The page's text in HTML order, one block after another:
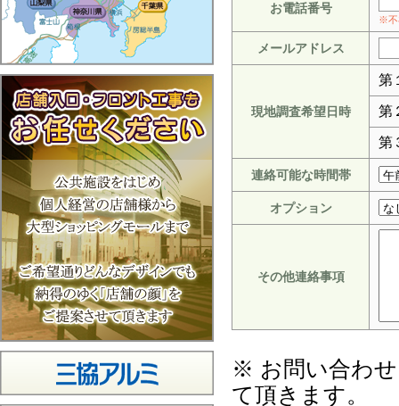
お電話番号
※不
メールアドレス
現地調査希望日時
連絡可能な時間帯
オプション
その他連絡事項
※ お問い合わ
て頂きます。